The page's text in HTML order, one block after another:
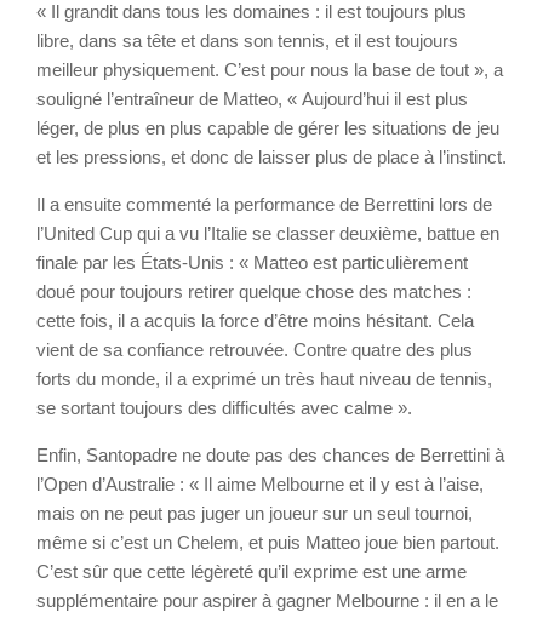
« Il grandit dans tous les domaines : il est toujours plus
libre, dans sa tête et dans son tennis, et il est toujours
meilleur physiquement. C’est pour nous la base de tout », a
souligné l’entraîneur de Matteo, « Aujourd’hui il est plus
léger, de plus en plus capable de gérer les situations de jeu
et les pressions, et donc de laisser plus de place à l’instinct.
Il a ensuite commenté la performance de Berrettini lors de
l’United Cup qui a vu l’Italie se classer deuxième, battue en
finale par les États-Unis : « Matteo est particulièrement
doué pour toujours retirer quelque chose des matches :
cette fois, il a acquis la force d’être moins hésitant. Cela
vient de sa confiance retrouvée. Contre quatre des plus
forts du monde, il a exprimé un très haut niveau de tennis,
se sortant toujours des difficultés avec calme ».
Enfin, Santopadre ne doute pas des chances de Berrettini à
l’Open d’Australie : « Il aime Melbourne et il y est à l’aise,
mais on ne peut pas juger un joueur sur un seul tournoi,
même si c’est un Chelem, et puis Matteo joue bien partout.
C’est sûr que cette légèreté qu’il exprime est une arme
supplémentaire pour aspirer à gagner Melbourne : il en a le